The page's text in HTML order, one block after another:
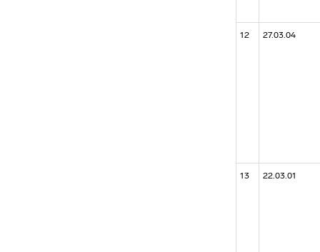
12 27.03.04
13 22.03.01